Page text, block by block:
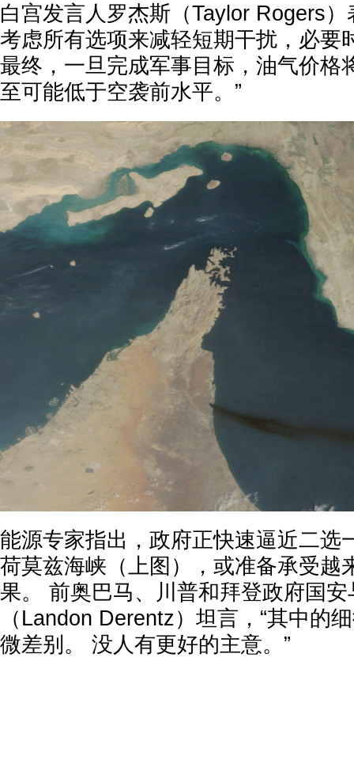
白宫发言人罗杰斯（Taylor Rogers）
考虑所有选项来减轻短期干扰，必要
最终，一旦完成军事目标，油气价格
至可能低于空袭前水平。”
能源专家指出，政府正快速逼近二选
荷莫兹海峡（上图），或准备承受越
果。 前奥巴马、川普和拜登政府国
（Landon Derentz）坦言，“其中的
微差别。 没人有更好的主意。”